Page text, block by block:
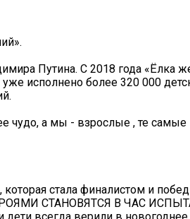
Путина. С 2018 года «Ёлка
исполнено более 320 000
чудо, а мы - взрослые , те
стала финалистом и
СТАНОВЯТСЯ В ЧАС